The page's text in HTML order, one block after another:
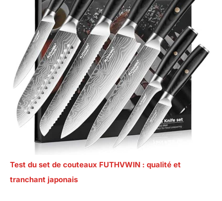
Test du set de couteaux FUTHVWIN : qualité et
tranchant japonais